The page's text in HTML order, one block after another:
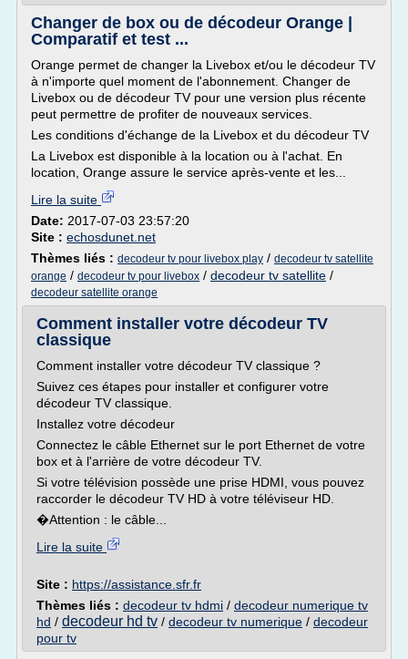
Changer de box ou de décodeur Orange |
Comparatif et test ...
Orange permet de changer la Livebox et/ou le décodeur TV
à n'importe quel moment de l'abonnement. Changer de
Livebox ou de décodeur TV pour une version plus récente
peut permettre de profiter de nouveaux services.
Les conditions d'échange de la Livebox et du décodeur TV
La Livebox est disponible à la location ou à l'achat. En
location, Orange assure le service après-vente et les...
Lire la suite
Date: 2017-07-03 23:57:20
Site : echosdunet.net
Thèmes liés : decodeur tv pour livebox play / decodeur tv satellite
orange / decodeur tv pour livebox / decodeur tv satellite /
decodeur satellite orange
Comment installer votre décodeur TV
classique
Comment installer votre décodeur TV classique ?
Suivez ces étapes pour installer et configurer votre
décodeur TV classique.
Installez votre décodeur
Connectez le câble Ethernet sur le port Ethernet de votre
box et à l'arrière de votre décodeur TV.
Si votre télévision possède une prise HDMI, vous pouvez
raccorder le décodeur TV HD à votre téléviseur HD.
�Attention : le câble...
Lire la suite
Site : https://assistance.sfr.fr
Thèmes liés : decodeur tv hdmi / decodeur numerique tv
hd / decodeur hd tv / decodeur tv numerique / decodeur
pour tv